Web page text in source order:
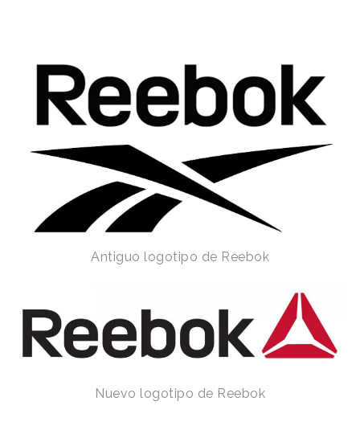
Antiguo logotipo de Reebok
Nuevo logotipo de Reebok